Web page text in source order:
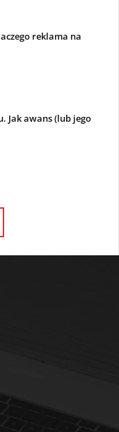
reklama na
Jak awans (lub jego